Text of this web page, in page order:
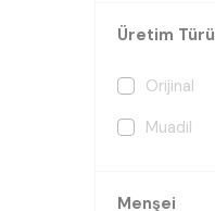
Üretim Türü
Orijinal
Muadil
Menşei